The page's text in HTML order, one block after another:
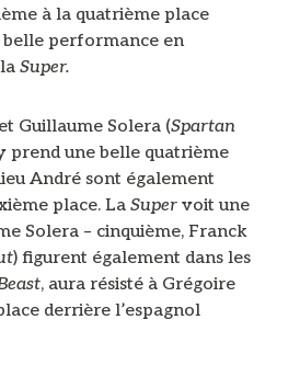
à la quatrième place
performance en
Super.
Guillaume Solera (Spartan
prend une belle quatrième
André sont également
place. La Super voit une
Solera – cinquième, Franck
) figurent également dans les
, aura résisté à Grégoire
derrière l’espagnol